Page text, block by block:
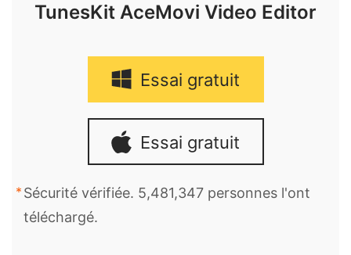
TunesKit AceMovi Video Editor
Essai gratuit
Essai gratuit
Sécurité vérifiée. 5,481,347 personnes l'ont
téléchargé.